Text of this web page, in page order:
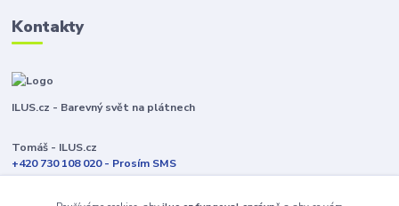
Kontakty
ILUS.cz - Barevný svět na plátnech
Tomáš - ILUS.cz
+420 730 108 020 - Prosím SMS
Jsme většinu času ve výrobě